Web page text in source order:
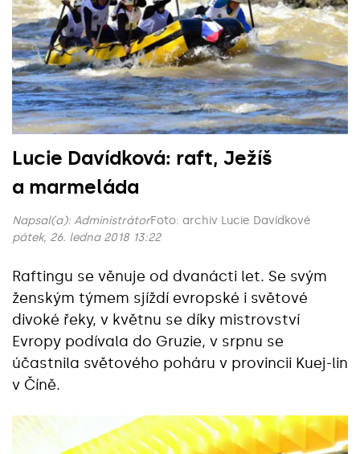
Lucie Davídková: raft, Ježíš
a marmeláda
Napsal(a): AdministrátorFoto: archiv Lucie Davídkové
pátek, 26. ledna 2018 13:22
Raftingu se věnuje od dvanácti let. Se svým
ženským týmem sjíždí evropské i světové
divoké řeky, v květnu se díky mistrovství
Evropy podívala do Gruzie, v srpnu se
účastnila světového poháru v provincii Kuej-lin
v Číně.